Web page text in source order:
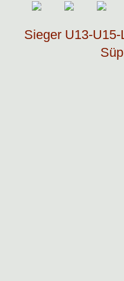
Sieger U13-